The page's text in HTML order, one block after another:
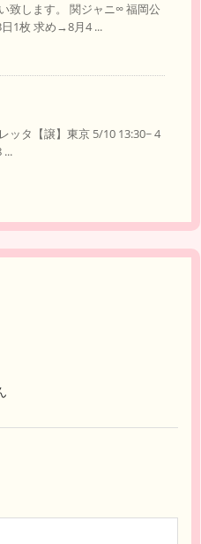
致します。 関ジャニ∞ 福岡公
1枚 求め→8月4 ...
ッタ【譲】東京 5/10 13:30~ 4
...